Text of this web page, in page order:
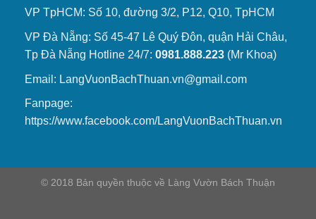
VP TpHCM: Số 10, đường 3/2, P12, Q10, TpHCM
VP Đà Nẵng: Số 45-47 Lê Quý Đôn, quận Hải Châu,
Tp Đà Nẵng Hotline 24/7: 0981.888.223 (Mr Khoa)
Email: LangVuonBachThuan.vn@gmail.com
Fanpage:
https://www.facebook.com/LangVuonBachThuan.vn
© 2018 Bản quyền thuộc về Làng Vườn Bách Thuận